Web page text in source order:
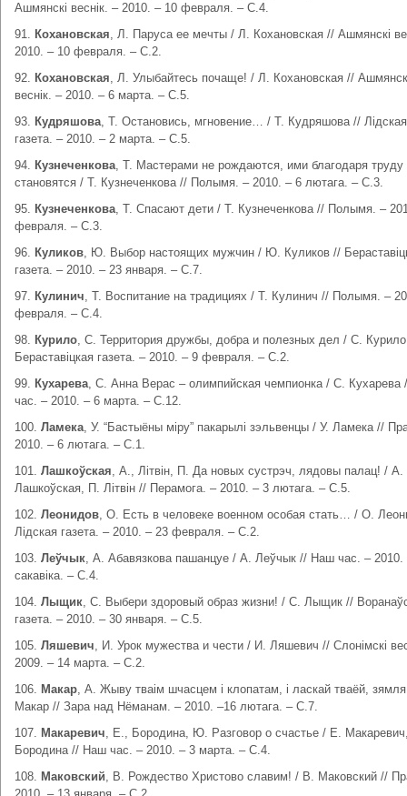
Ашмянскі веснік. – 2010. – 10 февраля. – С.4.
91. Кохановская, Л. Паруса ее мечты / Л. Кохановская // Ашмянскі
2010. – 10 февраля. – С.2.
92. Кохановская, Л. Улыбайтесь почаще! / Л. Кохановская //
веснік. – 2010. – 6 марта. – С.5.
93. Кудряшова, Т. Остановись, мгновение… / Т. Кудряшова // Лідская
газета. – 2010. – 2 марта. – С.5.
94. Кузнеченкова, Т. Мастерами не рождаются, ими благодаря труду
становятся / Т. Кузнеченкова // Полымя. – 2010. – 6 лютага. – С.3.
95. Кузнеченкова, Т. Спасают дети / Т. Кузнеченкова // Полымя. –
февраля. – С.3.
96. Куликов, Ю. Выбор настоящих мужчин / Ю. Куликов //
газета. – 2010. – 23 января. – С.7.
97. Кулинич, Т. Воспитание на традициях / Т. Кулинич // Полымя. –
февраля. – С.4.
98. Курило, С. Территория дружбы, добра и полезных дел / С.
Бераставіцкая газета. – 2010. – 9 февраля. – С.2.
99. Кухарева, С. Анна Верас – олимпийская чемпионка / С.
час. – 2010. – 6 марта. – С.12.
100. Ламека, У. “Бастыёны міру” пакарылі зэльвенцы / У. Ламека //
2010. – 6 лютага. – С.1.
101. Лашкоўская, А., Літвін, П. Да новых сустрэч, лядовы палац! / А.
Лашкоўская, П. Літвін // Перамога. – 2010. – 3 лютага. – С.5.
102. Леонидов, О. Есть в человеке военном особая стать… / О.
Лідская газета. – 2010. – 23 февраля. – С.2.
103. Леўчык, А. Абавязкова пашанцуе / А. Леўчык // Наш час. – 2010.
сакавіка. – С.4.
104. Лыщик, С. Выбери здоровый образ жизни! / С. Лыщик //
газета. – 2010. – 30 января. – С.5.
105. Ляшевич, И. Урок мужества и чести / И. Ляшевич // Слонімскі
2009. – 14 марта. – С.2.
106. Макар, А. Жыву тваім шчасцем і клопатам, і ласкай тваёй,
Макар // Зара над Нёманам. – 2010. –16 лютага. – С.7.
107. Макаревич, Е., Бородина, Ю. Разговор о счастье / Е.
Бородина // Наш час. – 2010. – 3 марта. – С.4.
108. Маковский, В. Рождество Христово славим! / В. Маковский //